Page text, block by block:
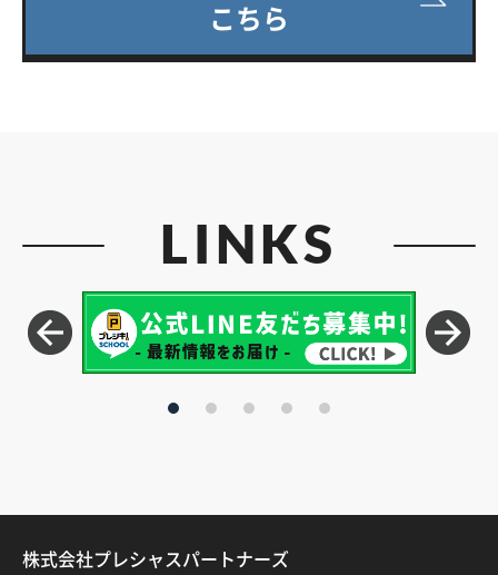
こちら
LINKS
株式会社プレシャスパートナーズ